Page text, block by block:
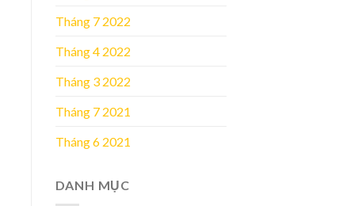
Tháng 7 2022
Tháng 4 2022
Tháng 3 2022
Tháng 7 2021
Tháng 6 2021
DANH MỤC